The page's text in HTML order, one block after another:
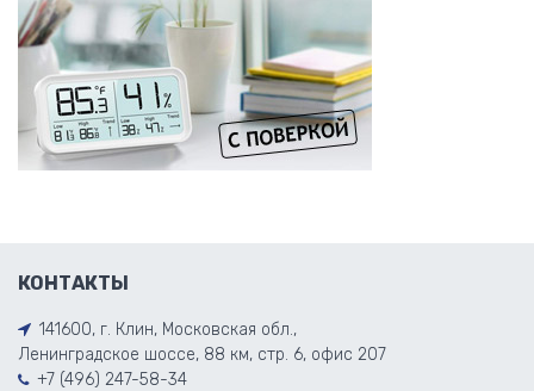
КОНТАКТЫ
141600, г. Клин, Московская обл.,
Ленинградское шоссе, 88 км, стр. 6, офис 207
+7 (496) 247-58-34